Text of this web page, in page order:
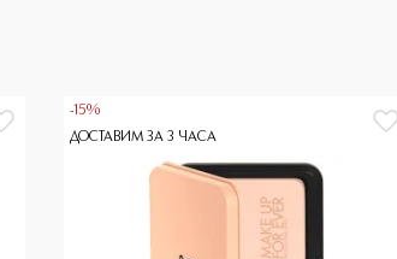
-15%
ДОСТАВИМ ЗА 3 ЧАСА